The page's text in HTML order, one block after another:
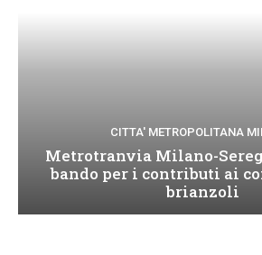
CITTA' METROPOLITANA
Metrotranvia Milano-
bando per i contributi ai
brianzoli